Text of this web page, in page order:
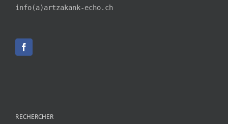
info(a)artzakank-echo.ch
RECHERCHER